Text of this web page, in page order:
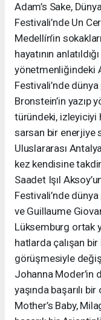
Adam’s Sake,
Festivali’nde Un
Medellín’in
hayatının
yönetmenliğindeki
Festivali’nde
Bronstein’in yazıp
türündeki, izleyiciyi
sarsan bir enerjiye
Uluslararası
kez kendisine
Saadet Işıl
Festivali’nde
ve Guillaume
Lüksemburg ortak
hatlarda çalışan
görüşmesiyle
Johanna Moder’in
yaşında başarılı
Mother’s Baby,